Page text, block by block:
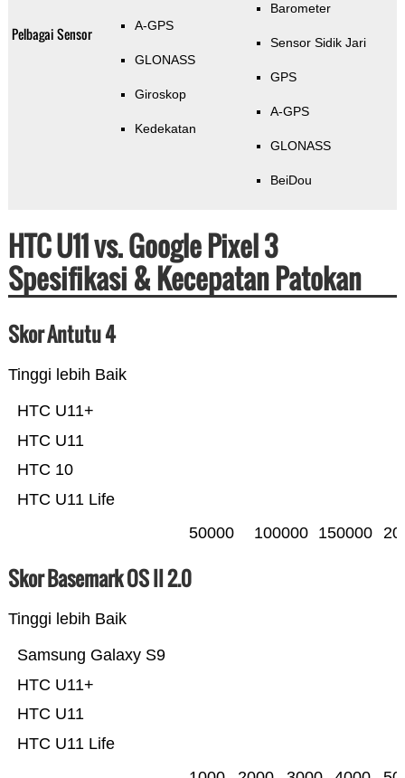
Pelbagai Sensor A-GPS
GLONASS
Giroskop
Kedekatan
Barometer
Sensor Sidik Jari
GPS
A-GPS
GLONASS
BeiDou
HTC U11 vs. Google Pixel 3
Spesifikasi & Kecepatan Patokan
Skor Antutu 4
Tinggi lebih Baik
HTC U11 Life
HTC 10
HTC U11
HTC U11+
50000 100000 150000
Skor Basemark OS II 2.0
Tinggi lebih Baik
HTC U11 Life
HTC U11
HTC U11+
Samsung Galaxy S9